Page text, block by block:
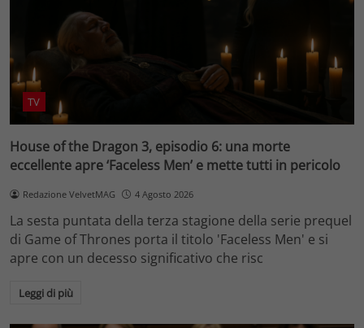
TV
House of the Dragon 3, episodio 6: una morte
eccellente apre ‘Faceless Men’ e mette tutti in pericolo
Redazione VelvetMAG 4 Agosto 2026
La sesta puntata della terza stagione della serie prequel
di Game of Thrones porta il titolo 'Faceless Men' e si
apre con un decesso significativo che risc
Leggi di più